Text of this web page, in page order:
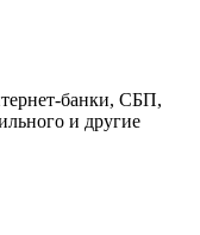
банки, СБП,
и другие